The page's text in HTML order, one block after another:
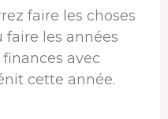
faire les choses
faire les années
avec
cette année.